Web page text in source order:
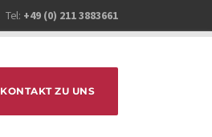
Tel: +49 (0) 211 3883661
KONTAKT ZU UNS